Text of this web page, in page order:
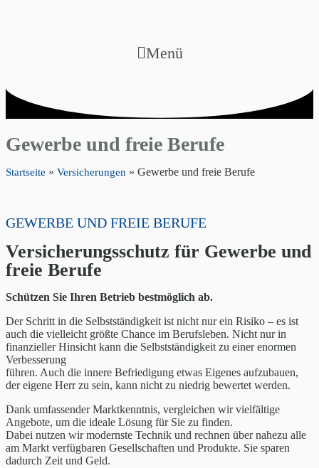
Menü
Gewerbe und freie Berufe
Startseite » Versicherungen » Gewerbe und freie Berufe
GEWERBE UND FREIE BERUFE
Versicherungsschutz für Gewerbe und
freie Berufe
Schützen Sie Ihren Betrieb bestmöglich ab.
Der Schritt in die Selbstständigkeit ist nicht nur ein Risiko – es ist
auch die vielleicht größte Chance im Berufsleben. Nicht nur in
finanzieller Hinsicht kann die Selbstständigkeit zu einer enormen
Verbesserung
führen. Auch die innere Befriedigung etwas Eigenes aufzubauen,
der eigene Herr zu sein, kann nicht zu niedrig bewertet werden.
Dank umfassender Marktkenntnis, vergleichen wir vielfältige
Angebote, um die ideale Lösung für Sie zu finden.
Dabei nutzen wir modernste Technik und rechnen über nahezu alle
am Markt verfügbaren Gesellschaften und Produkte. Sie sparen
dadurch Zeit und Geld.